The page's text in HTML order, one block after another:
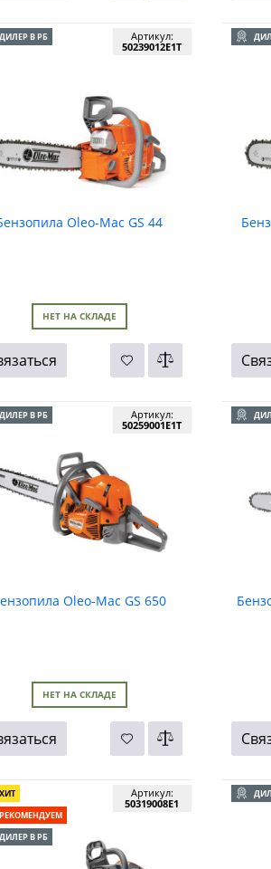
В РБ
Oleo-Mac GS 44
Артикул:
50239012E1T
НЕТ НА СКЛАДЕ
В РБ
Oleo-Mac GS 650
Артикул:
50259001E1T
НЕТ НА СКЛАДЕ
В РБ
Артикул:
50319008E1